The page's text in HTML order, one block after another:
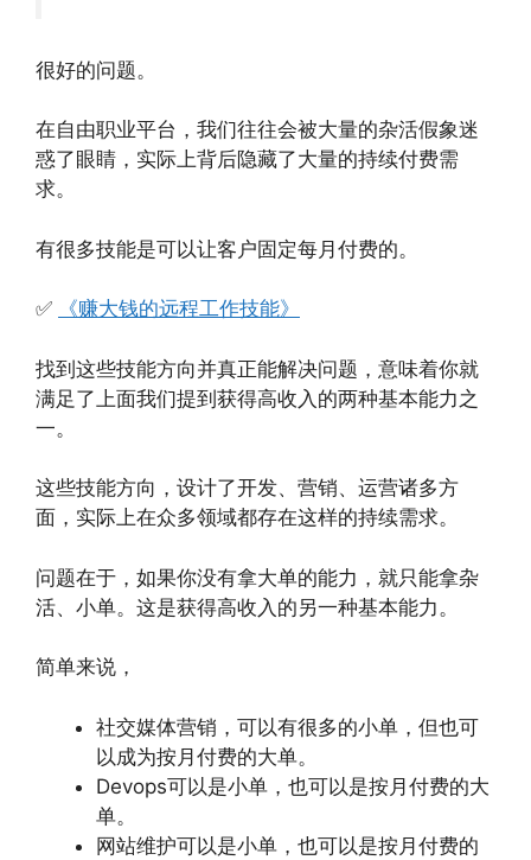
很好的问题。
在自由职业平台，我们往往会被大量的杂活假象迷
惑了眼睛，实际上背后隐藏了大量的持续付费需
求。
有很多技能是可以让客户固定每月付费的。
✅ 《赚大钱的远程工作技能》
找到这些技能方向并真正能解决问题，意味着你就
满足了上面我们提到获得高收入的两种基本能力之
一。
这些技能方向，设计了开发、营销、运营诸多方
面，实际上在众多领域都存在这样的持续需求。
问题在于，如果你没有拿大单的能力，就只能拿杂
活、小单。这是获得高收入的另一种基本能力。
简单来说，
社交媒体营销，可以有很多的小单，但也可
以成为按月付费的大单。
Devops可以是小单，也可以是按月付费的大
单。
网站维护可以是小单，也可以是按月付费的